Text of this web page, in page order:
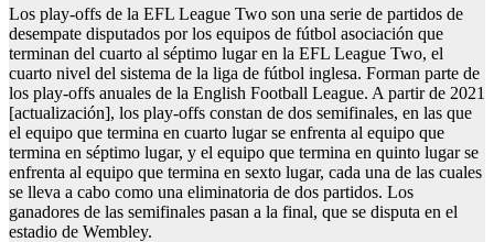
Los play-offs de la EFL League Two son una serie de partidos de
desempate disputados por los equipos de fútbol asociación que
terminan del cuarto al séptimo lugar en la EFL League Two, el
cuarto nivel del sistema de la liga de fútbol inglesa. Forman parte de
los play-offs anuales de la English Football League. A partir de 2021
[actualización], los play-offs constan de dos semifinales, en las que
el equipo que termina en cuarto lugar se enfrenta al equipo que
termina en séptimo lugar, y el equipo que termina en quinto lugar se
enfrenta al equipo que termina en sexto lugar, cada una de las cuales
se lleva a cabo como una eliminatoria de dos partidos. Los
ganadores de las semifinales pasan a la final, que se disputa en el
estadio de Wembley.